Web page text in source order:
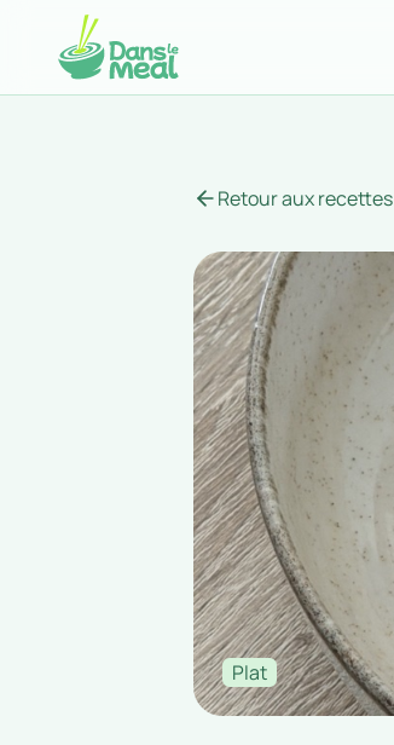
Retour aux recettes
Plat